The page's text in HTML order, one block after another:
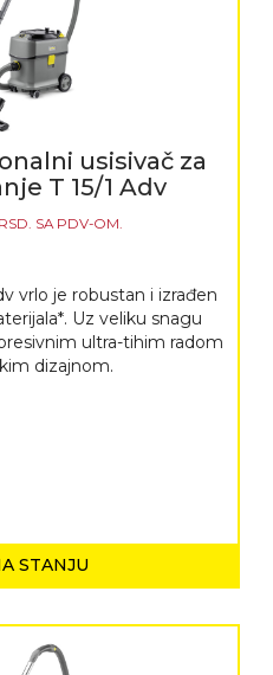
usisivač za
T 15/1 Adv
RSD. SA PDV-OM.
vrlo je robustan i izrađen
Uz veliku snagu
ultra-tihim radom
dizajnom.
STANJU